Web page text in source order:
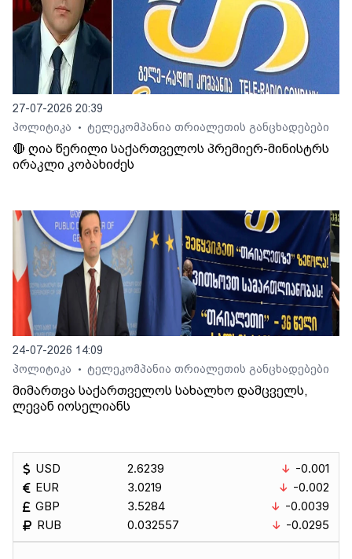
27-07-2026 20:39
პოლიტიკა
• ტელეკომპანია თრიალეთის განცხადებები
🔴 ღია წერილი საქართველოს პრემიერ-მინისტრს
ირაკლი კობახიძეს
24-07-2026 14:09
პოლიტიკა
• ტელეკომპანია თრიალეთის განცხადებები
მიმართვა საქართველოს სახალხო დამცველს,
ლევან იოსელიანს
USD
EUR
GBP
RUB
2.6239
3.0219
3.5284
0.032557
-0.001
-0.002
-0.0039
-0.0295